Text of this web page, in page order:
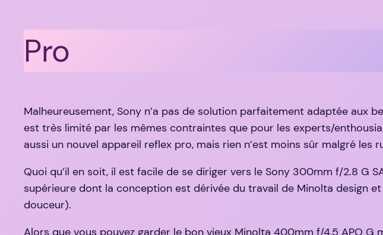
Pro
Malheureusement, Sony n’a pas de solution parfaitement adaptée aux
est très limité par les mêmes contraintes que pour les experts/
aussi un nouvel appareil reflex pro, mais rien n’est moins sûr malgré les
Quoi qu’il en soit, il est facile de se diriger vers le Sony 300mm f/2.8 G
supérieure dont la conception est dérivée du travail de Minolta design
douceur).